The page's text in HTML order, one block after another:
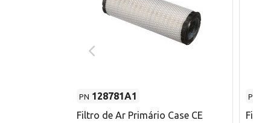
PN 128781A1
Filtro de Ar Primário Case CE